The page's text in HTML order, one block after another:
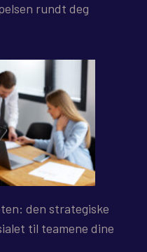
rundt deg
den strategiske
til teamene dine